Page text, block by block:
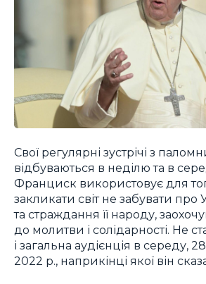
Свої регулярні зустрічі з
відбуваються в неділю та в
Франциск використовує для
закликати світ не забувати про
та страждання її народу,
до молитви і солідарності. Не
і загальна аудієнція в середу,
2022 р., наприкінці якої він